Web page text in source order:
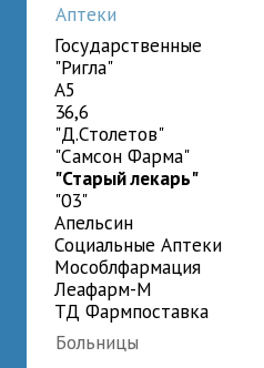
Аптеки
государственные
"Ригла"
A5
36,6
"Д.Столетов"
"Самсон Фарма"
"Старый лекарь"
"03"
Апельсин
Социальные Аптеки
Мособлфармация
Леафарм-М
ТД Фармпоставка
Больницы